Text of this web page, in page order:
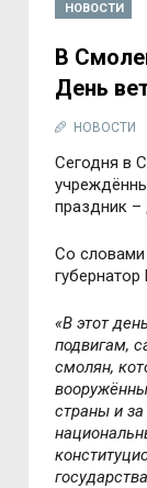
НОВОСТИ
В
День
НОВОСТИ
Сегодня в
праздник –
Со словами
«В этот
подвигам,
смолян,
страны и